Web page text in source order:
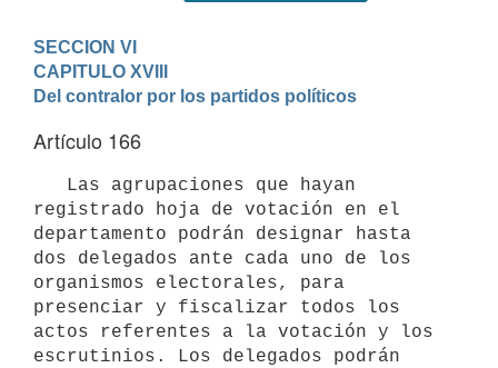
SECCION VI
CAPITULO XVIII
Del contralor por los partidos políticos
Artículo 166
registrado hoja de votación en el
departamento podrán designar hasta
dos delegados ante cada uno de los
organismos electorales, para
presenciar y fiscalizar todos los
actos referentes a la votación y los
escrutinios. Los delegados podrán